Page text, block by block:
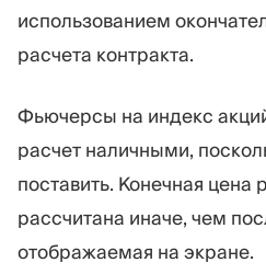
использованием
расчета контракта.
Фьючерсы на индекс
расчет наличными,
поставить. Конечная цена
рассчитана иначе, чем
отображаемая на экране.